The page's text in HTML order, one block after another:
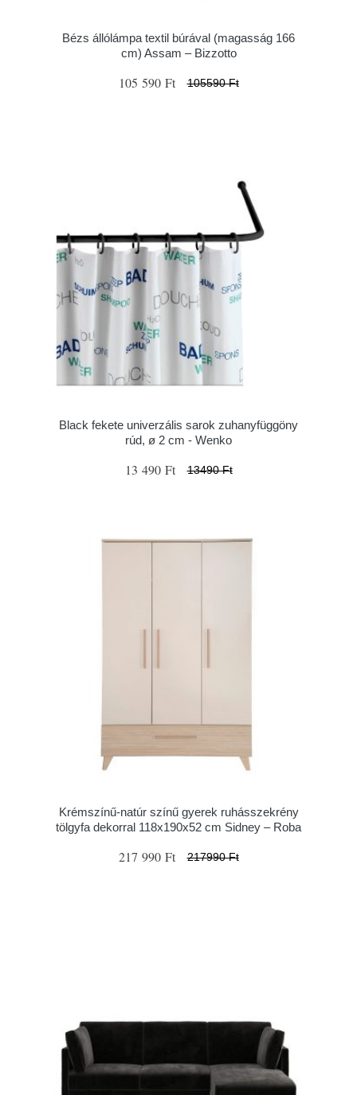
Bézs állólámpa textil búrával (magasság 166
cm) Assam – Bizzotto
105 590 Ft 105590 Ft
Black fekete univerzális sarok zuhanyfüggöny
rúd, ø 2 cm - Wenko
13 490 Ft 13490 Ft
Krémszínű-natúr színű gyerek ruhásszekrény
tölgyfa dekorral 118x190x52 cm Sidney – Roba
217 990 Ft 217990 Ft